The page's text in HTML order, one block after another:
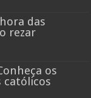
das
rezar
os
católicos